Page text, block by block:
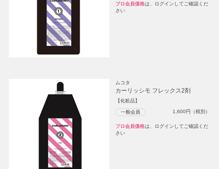
プロ会員価格は、ログインしてご確認くだ
さい
ムコタ
カーリッシモ フレックス2剤
【化粧品】
一般会員 1,600円（税別）
プロ会員価格は、ログインしてご確認くだ
さい